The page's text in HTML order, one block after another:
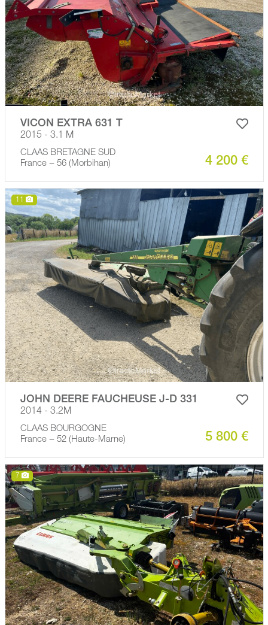
VICON EXTRA 631 T
2015 - 3.1 M
CLAAS BRETAGNE SUD
France − 56 (Morbihan)
4 200 €
11
JOHN DEERE FAUCHEUSE J-D 331
2014 - 3.2M
CLAAS BOURGOGNE
France − 52 (Haute-Marne)
5 800 €
7